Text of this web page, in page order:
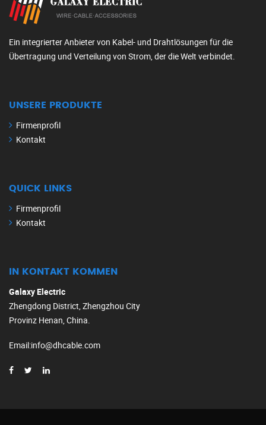
Ein integrierter Anbieter von Kabel- und Drahtlösungen für die
Übertragung und Verteilung von Strom, der die Welt verbindet.
UNSERE PRODUKTE
Firmenprofil
Kontakt
QUICK LINKS
Firmenprofil
Kontakt
IN KONTAKT KOMMEN
Galaxy Electric
Zhengdong District, Zhengzhou City
Provinz Henan, China.
Email:info@dhcable.com